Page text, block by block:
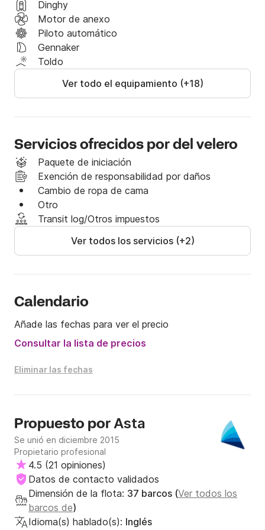
de Kornati, la joya de la corona de la navegación en
Croacia.
Dinghy
Motor de anexo
Piloto automático
Gennaker
Toldo
Ver todo el equipamiento (+18)
Servicios ofrecidos por del velero
Paquete de iniciación
Exención de responsabilidad por daños
Cambio de ropa de cama
Otro
Transit log/Otros impuestos
Ver todos los servicios (+2)
Calendario
Añade las fechas para ver el precio
Consultar la lista de precios
Eliminar las fechas
Propuesto porAsta
Se unió en diciembre 2015
Propietario profesional
4.5 (21 opiniones)
Datos de contacto validados
Dimensión de la flota: 37 barcos (Ver todos los
barcos de)
Idioma(s) hablado(s): Inglés